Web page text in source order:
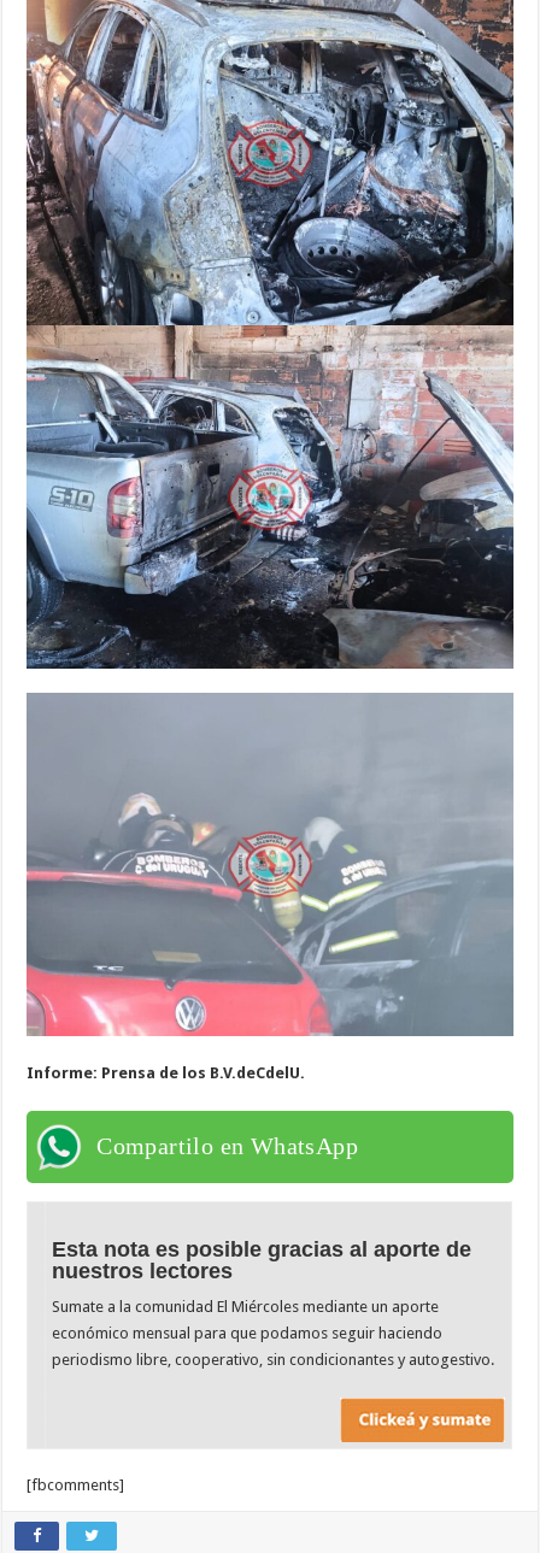
Informe: Prensa de los B.V.deCdelU.
Compartilo en WhatsApp
Esta nota es posible gracias al aporte de
nuestros lectores
Sumate a la comunidad El Miércoles mediante un aporte
económico mensual para que podamos seguir haciendo
periodismo libre, cooperativo, sin condicionantes y autogestivo.
[fbcomments]